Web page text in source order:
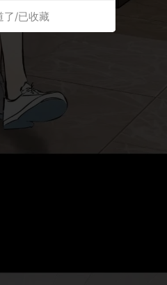
了/已收藏